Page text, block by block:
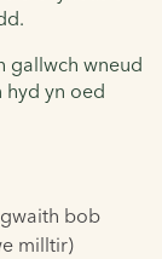
gallwch wneud
yn oed
bob
milltir)